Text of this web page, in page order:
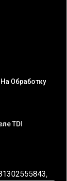
Обработку
TDI